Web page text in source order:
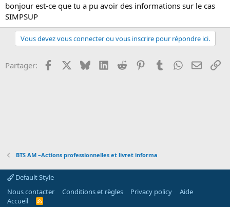
bonjour est-ce que tu a pu avoir des informations sur le cas
SIMPSUP
Vous devez vous connecter ou vous inscrire pour répondre ici.
Partager: Facebook BlueskyLinkedInReddit PinterestTumblrWhatsApp
Email
BTS AM –Actions professionnelles et livret informa
Default Style
Nous contacter
Conditions et règles Privacy policy
Aide
Accueil
R